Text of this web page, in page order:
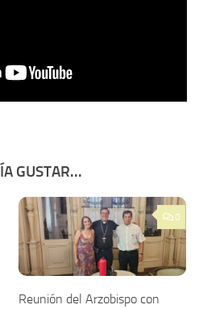
GUSTAR...
0
Reunión del Arzobispo con